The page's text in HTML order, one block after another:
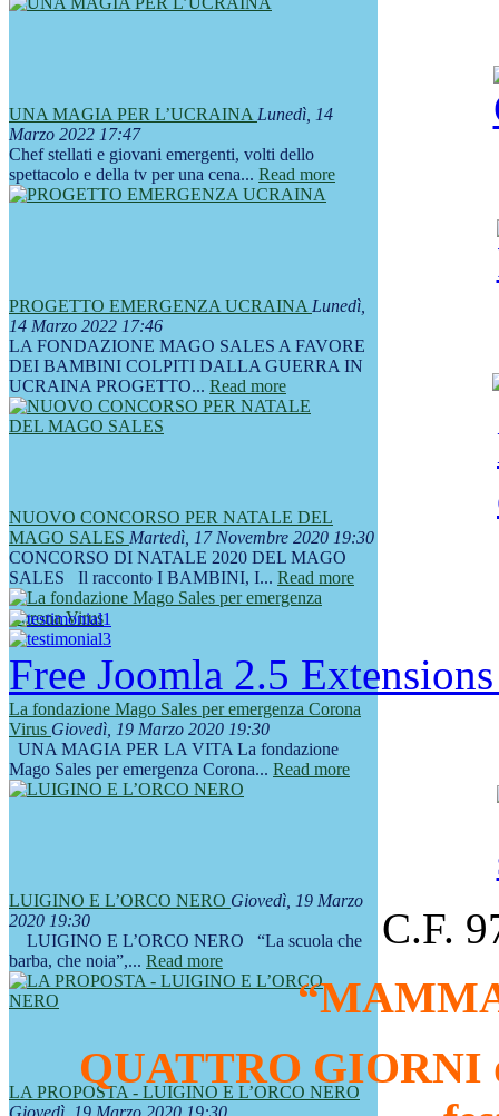
UNA MAGIA PER L’UCRAINALunedì, 14
Marzo 2022 17:47
Chef stellati e giovani emergenti, volti dello
spettacolo e della tv per una cena... Read more
PROGETTO EMERGENZA UCRAINALunedì,
14 Marzo 2022 17:46
LA FONDAZIONE MAGO SALES A FAVORE
DEI BAMBINI COLPITI DALLA GUERRA IN
UCRAINA PROGETTO... Read more
NUOVO CONCORSO PER NATALE DEL
MAGO SALES Martedì, 17 Novembre 2020 19:30
CONCORSO DI NATALE 2020 DEL MAGO
SALES Il racconto I BAMBINI, I... Read more
La fondazione Mago Sales per emergenza Corona
Virus Giovedì, 19 Marzo 2020 19:30
UNA MAGIA PER LA VITA La fondazione
Mago Sales per emergenza Corona... Read more
LUIGINO E L’ORCO NERO Giovedì, 19 Marzo
2020 19:30
LUIGINO E L’ORCO NERO “La scuola che
barba, che noia”,... Read more
LA PROPOSTA - LUIGINO E L’ORCO NERO
Free Joomla 2.5
C.F.
QUATTRO GIORNI